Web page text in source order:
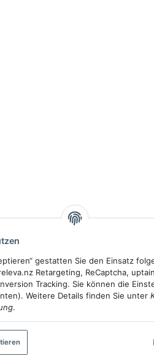
gestatten Sie den Einsatz
Retargeting, ReCaptcha,
Tracking. Sie können die
Weitere Details finden Sie unter
.